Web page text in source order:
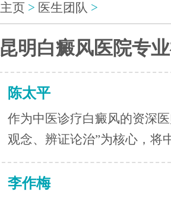
主页 > 医生团队 >
昆明白癜风医院专
陈太平
作为中医诊疗白癜风的资深
观念、辨证论治”为核心，将
李作梅